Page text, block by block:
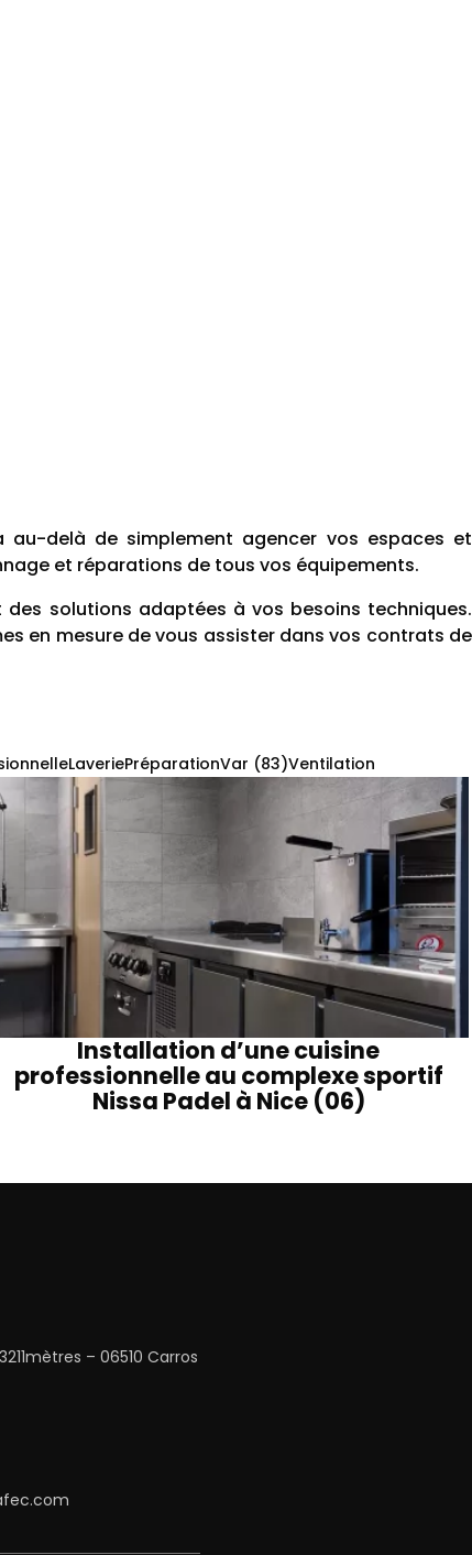
au-delà de simplement agencer vos espaces et
et réparations de tous vos équipements.
solutions adaptées à vos besoins techniques.
en mesure de vous assister dans vos contrats de
LaveriePréparationVar (83)Ventilation
Installation d’une cuisine
professionnelle au complexe sportif
Nissa Padel à Nice (06)
– 06510 Carros